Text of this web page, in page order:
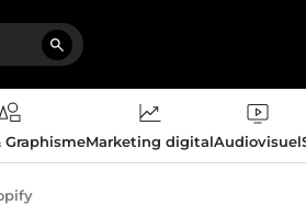
GraphismeMarketing digitalAudiovisuel